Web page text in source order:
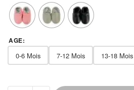
AGE:
0-6 Mois 7-12 Mois 13-18 Mois